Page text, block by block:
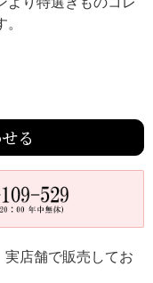
店舗で販売してお
る